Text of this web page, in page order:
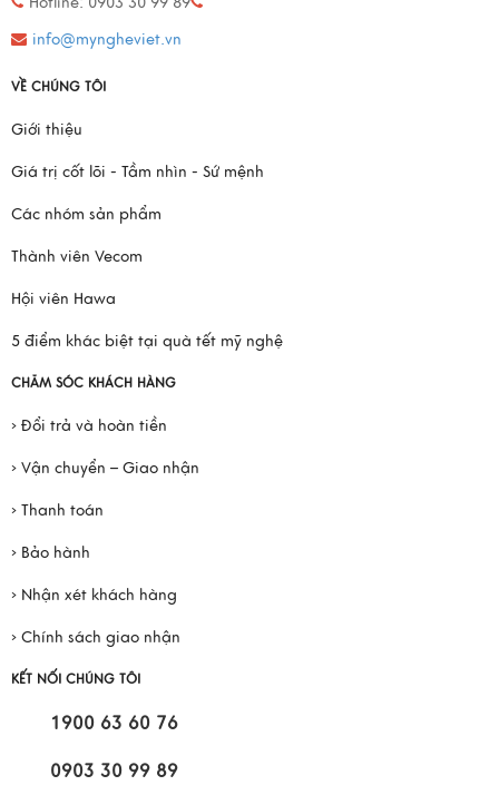
info@myngheviet.vn
VỀ CHÚNG TÔI
Giới thiệu
Giá trị cốt lõi - Tầm nhìn - Sứ mệnh
Các nhóm sản phẩm
Thành viên Vecom
Hội viên Hawa
5 điểm khác biệt tại quà tết mỹ nghệ
CHĂM SÓC KHÁCH HÀNG
› Đổi trả và hoàn tiền
› Vận chuyển – Giao nhận
› Thanh toán
› Bảo hành
› Nhận xét khách hàng
› Chính sách giao nhận
KẾT NỐI CHÚNG TÔI
1900 63 60 76
0903 30 99 89